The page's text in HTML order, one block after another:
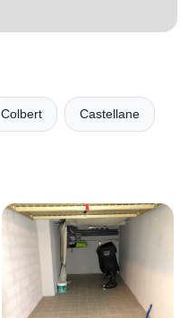
Colbert Castellane